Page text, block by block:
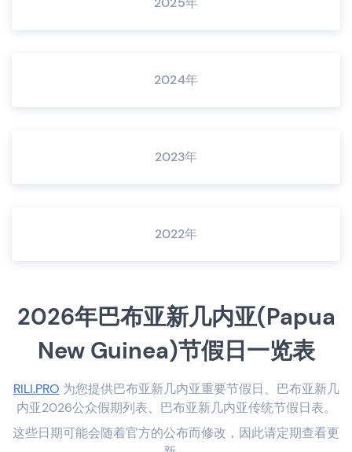
2024年
2023年
2022年
2026年巴布亚新几内亚(Papua
New Guinea)节假日一览表
RILI.PRO 为您提供巴布亚新几内亚重要节假日、巴布亚新几
内亚2026公众假期列表、巴布亚新几内亚传统节假日表。
这些日期可能会随着官方的公布而修改，因此请定期查看更